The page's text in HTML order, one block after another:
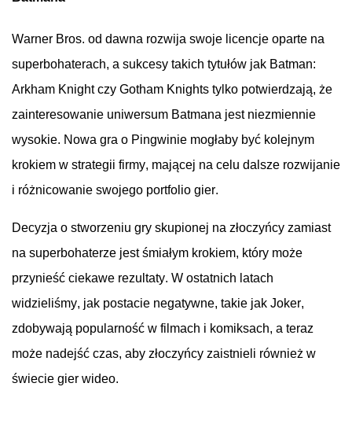
Warner Bros. od dawna rozwija swoje licencje oparte na
superbohaterach, a sukcesy takich tytułów jak Batman:
Arkham Knightczy Gotham Knights tylko potwierdzają, że
zainteresowanie uniwersum Batmana jest niezmiennie
wysokie. Nowa gra o Pingwinie mogłaby być kolejnym
krokiem w strategii firmy, mającej na celu dalsze rozwijanie
i różnicowanie swojego portfolio gier.
Decyzja o stworzeniu gry skupionej na złoczyńcy zamiast
na superbohaterze jestśmiałym krokiem, który może
przynieść ciekawe rezultaty. W ostatnich latach
widzieliśmy, jak postacie negatywne, takie jak Joker,
zdobywają popularność w filmach i komiksach, a teraz
może nadejść czas, aby złoczyńcy zaistnieli również w
świecie gier wideo.